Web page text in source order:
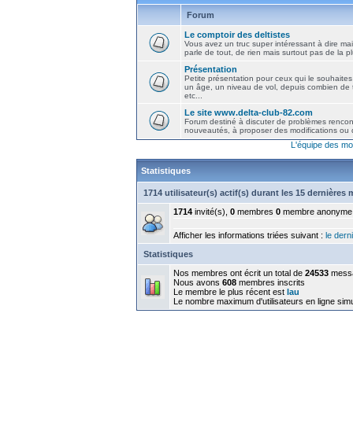
Forum
Le comptoir des deltistes
Vous avez un truc super intéressant à dire
parle de tout, de rien mais surtout pas de la
Présentation
Petite présentation pour ceux qui le
un âge, un niveau de vol, depuis combien de
etc...
Le site www.delta-club-82.com
Forum destiné à discuter de problèmes
nouveautés, à proposer des modifications ou
L'équipe des
Statistiques
1714 utilisateur(s) actif(s) durant les 15 dernières
1714 invité(s), 0 membres 0 membre anonyme
Afficher les informations triées suivant : le
Statistiques
Nos membres ont écrit un total de 24533
Nous avons 608 membres inscrits
Le membre le plus récent est lau
Le nombre maximum d'utilisateurs en ligne